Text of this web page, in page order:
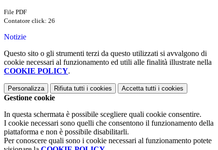
File PDF
Contatore click: 26
Notizie
Questo sito o gli strumenti terzi da questo utilizzati si avvalgono di
cookie necessari al funzionamento ed utili alle finalità illustrate nella
COOKIE POLICY.
Personalizza Rifiuta tutti i cookies Accetta tutti i cookies
Gestione cookie
In questa schermata è possibile scegliere quali cookie consentire.
I cookie necessari sono quelli che consentono il funzionamento della
piattaforma e non è possibile disabilitarli.
Per conoscere quali sono i cookie necessari al funzionamento potete